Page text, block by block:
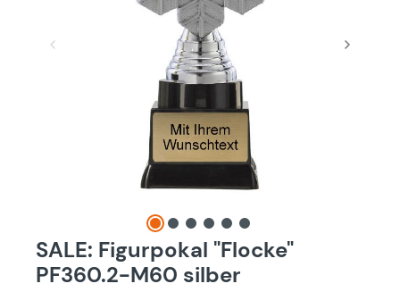
SALE: Figurpokal "Flocke"
PF360.2-M60 silber